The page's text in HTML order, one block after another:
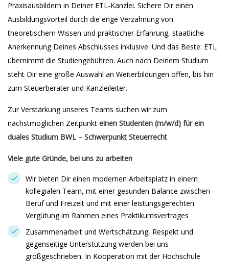
Praxisausbildern in Deiner ETL-Kanzlei. Sichere Dir einen
Ausbildungsvorteil durch die enge Verzahnung von
theoretischem Wissen und praktischer Erfahrung, staatliche
Anerkennung Deines Abschlusses inklusive. Und das Beste: ETL
übernimmt die Studiengebühren. Auch nach Deinem Studium
steht Dir eine große Auswahl an Weiterbildungen offen, bis hin
zum Steuerberater und Kanzleileiter.
Zur Verstärkung unseres Teams suchen wir zum
nächstmöglichen Zeitpunkt einen Studenten (m/w/d) für ein
duales Studium BWL – Schwerpunkt Steuerrecht .
Viele gute Gründe, bei uns zu arbeiten
Wir bieten Dir einen modernen Arbeitsplatz in einem
kollegialen Team, mit einer gesunden Balance zwischen
Beruf und Freizeit und mit einer leistungsgerechten
Vergütung im Rahmen eines Praktikumsvertrages
Zusammenarbeit und Wertschätzung, Respekt und
gegenseitige Unterstützung werden bei uns
großgeschrieben. In Kooperation mit der Hochschule